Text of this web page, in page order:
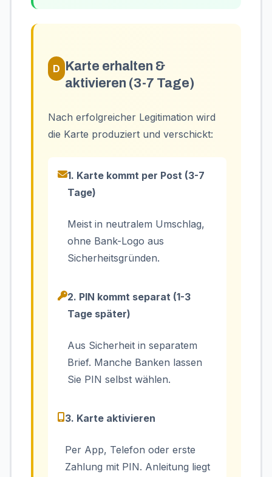
D Karte erhalten &
aktivieren (3-7 Tage)
Nach erfolgreicher Legitimation wird
die Karte produziert und verschickt:
1. Karte kommt per Post (3-7
Tage)
Meist in neutralem Umschlag,
ohne Bank-Logo aus
Sicherheitsgründen.
2. PIN kommt separat (1-3
Tage später)
Aus Sicherheit in separatem
Brief. Manche Banken lassen
Sie PIN selbst wählen.
3. Karte aktivieren
Per App, Telefon oder erste
Zahlung mit PIN. Anleitung liegt